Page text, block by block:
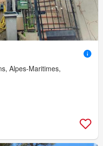
Alpes-Maritimes,